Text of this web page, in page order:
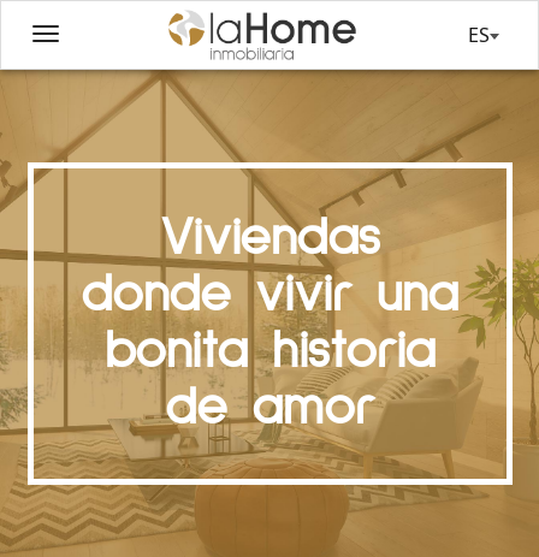
ES
Viviendas
donde vivir una
bonita historia
de amor